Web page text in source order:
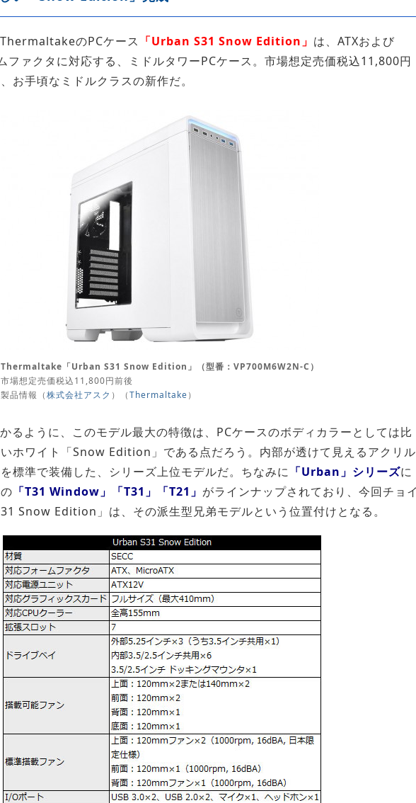
のPCケース 「Urban S31 Snow Edition」 は、ATXおよび
ファクタに対応する、ミドルタワーPCケース。市場想定売価税込11,800円
お手頃なミドルクラスの新作だ。
Thermaltake「Urban S31 Snow Edition」（型番：VP700M6W2N-C）
市場想定売価税込11,800円前後
製品情報（株式会社アスク ）（Thermaltake）
るように、このモデル最大の特徴は、PCケースのボディカラーとしては比
ホワイト「Snow Edition」である点だろう。内部が透けて見えるアクリル
標準で装備した、シリーズ上位モデルだ。ちなみに 「Urban」シリーズに
「T31 Window」「T31」「T21」 がラインナップされており、今回チョ
Snow Edition」は、その派生型兄弟モデルという位置付けとなる。